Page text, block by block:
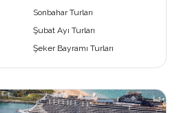
Sonbahar Turları
Şubat Ayı Turları
Şeker Bayramı Turları